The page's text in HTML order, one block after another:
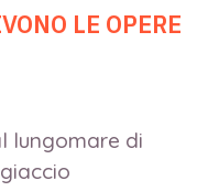
LE OPERE
lungomare di